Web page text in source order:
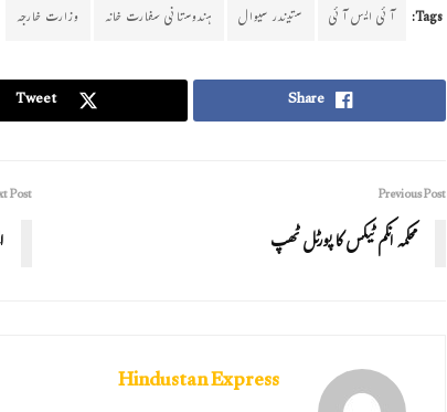
Tags: آئی ایس آئی ستیندر سیوال ہندوستانی سفارت خانہ وزارت خارجہ
Share
Tweet
Previous Post
محکمہ انکم ٹیکس کا پورٹل ٹھپ
Post
Hindustan Express